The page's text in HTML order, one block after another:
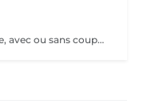
Veuillez noter svp dans la rubrique note, avec ou sans coupe. Merci.